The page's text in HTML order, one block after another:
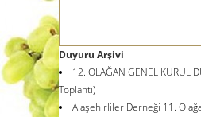
Duyuru Arşivi
12. OLAĞAN GENEL KURUL
Toplantı)
Alaşehirliler Derneği 11.